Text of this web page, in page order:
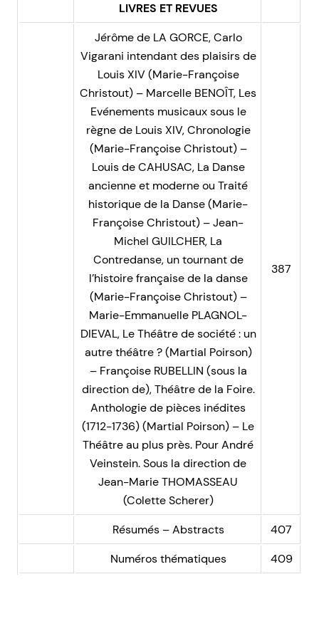
LIVRES ET REVUES
Jérôme de LA GORCE, Carlo
Vigarani intendant des plaisirs de
Louis XIV (Marie-Françoise
Christout) – Marcelle BENOÎT, Les
Evénements musicaux sous le
règne de Louis XIV, Chronologie
(Marie-Françoise Christout) –
Louis de CAHUSAC, La Danse
ancienne et moderne ou Traité
historique de la Danse (Marie-
Françoise Christout) – Jean-
Michel GUILCHER, La
Contredanse, un tournant de
l’histoire française de la danse
(Marie-Françoise Christout) –
Marie-Emmanuelle PLAGNOL-
DIEVAL, Le Théâtre de société : un
autre théâtre ? (Martial Poirson)
– Françoise RUBELLIN (sous la
direction de), Théâtre de la Foire.
Anthologie de pièces inédites
(1712-1736) (Martial Poirson) – Le
Théâtre au plus près. Pour André
Veinstein. Sous la direction de
Jean-Marie THOMASSEAU
(Colette Scherer)
387
Résumés – Abstracts
407
Numéros thématiques
409